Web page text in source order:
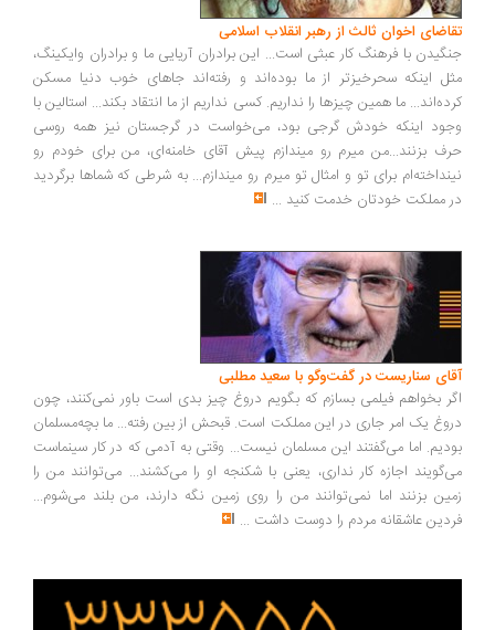
تقاضای اخوان ثالث از رهبر انقلاب اسلامی
جنگیدن با فرهنگ کار عبثی است... این برادران آریایی ما و برادران وایکینگ،
مثل اینکه سحرخیزتر از ما بوده‌اند و رفته‌اند جاهای خوب دنیا مسکن
کرده‌اند... ما همین چیزها را نداریم. کسی نداریم از ما انتقاد بکند... استالین با
وجود اینکه خودش گرجی بود، می‌خواست در گرجستان نیز همه روسی
حرف بزنند...من میرم رو میندازم پیش آقای خامنه‌ای، من برای خودم رو
نینداخته‌ام برای تو و امثال تو میرم رو میندازم... به شرطی که شماها برگردید
در مملکت خودتان خدمت کنید ...
آقای سناریست در گفت‌وگو با سعید مطلبی
اگر بخواهم فیلمی بسازم که بگویم دروغ چیز بدی است باور نمی‌کنند، چون
دروغ یک امر جاری در این مملکت است. قبحش از بین رفته... ما بچه‌مسلمان
بودیم. اما می‌گفتند این مسلمان نیست... وقتی به آدمی که در کار سینماست
می‌گویند اجازه کار نداری، یعنی با شکنجه او را می‌کشند... می‌توانند من را
زمین بزنند اما نمی‌توانند من را روی زمین نگه دارند، من بلند می‌شوم...
فردین عاشقانه مردم را دوست داشت ...